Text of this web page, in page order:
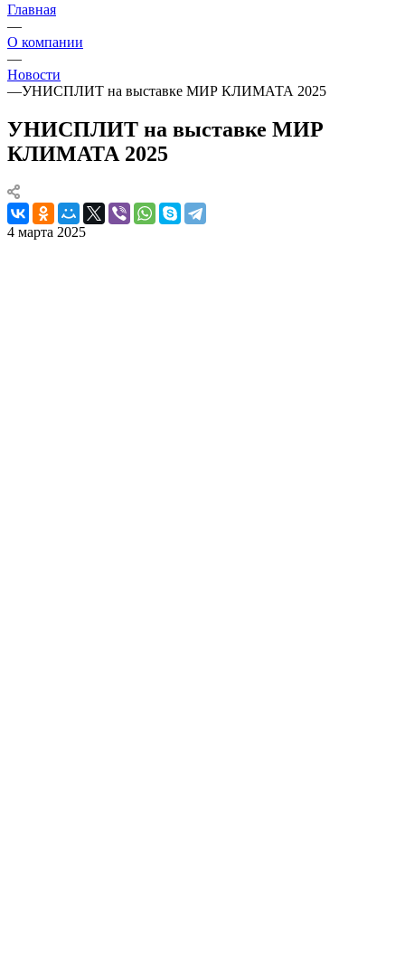
Главная
—
О компании
—
Новости
—УНИСПЛИТ на выставке МИР КЛИМАТА 2025
УНИСПЛИТ на выставке МИР
КЛИМАТА 2025
4 марта 2025